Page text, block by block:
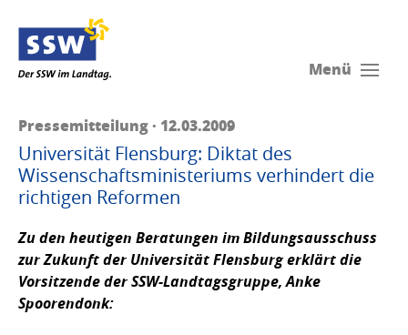
Menü
Pressemitteilung · 12.03.2009
Universität Flensburg: Diktat des
Wissenschaftsministeriums verhindert die
richtigen Reformen
Zu den heutigen Beratungen im Bildungsausschuss
zur Zukunft der Universität Flensburg erklärt die
Vorsitzende der SSW-Landtagsgruppe,Anke
Spoorendonk: